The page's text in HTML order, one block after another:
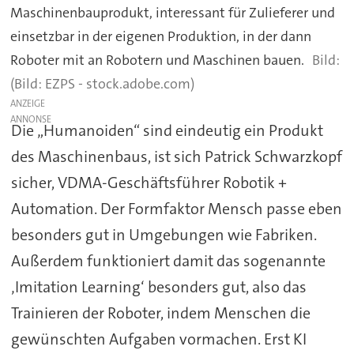
Maschinenbauprodukt, interessant für Zulieferer und
einsetzbar in der eigenen Produktion, in der dann
Roboter mit an Robotern und Maschinen bauen.
(Bild: EZPS - stock.adobe.com)
ANZEIGE
Die „Humanoiden“ sind eindeutig ein Produkt
des Maschinenbaus, ist sich Patrick Schwarzkopf
sicher, VDMA-Geschäftsführer Robotik +
Automation. Der Formfaktor Mensch passe eben
besonders gut in Umgebungen wie Fabriken.
Außerdem funktioniert damit das sogenannte
‚Imitation Learning‘ besonders gut, also das
Trainieren der Roboter, indem Menschen die
gewünschten Aufgaben vormachen. Erst KI